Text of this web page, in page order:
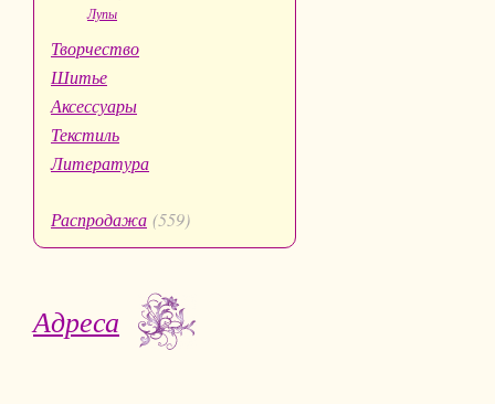
Лупы
Творчество
Шитье
Аксессуары
Текстиль
Литература
Распродажа (559)
Адреса